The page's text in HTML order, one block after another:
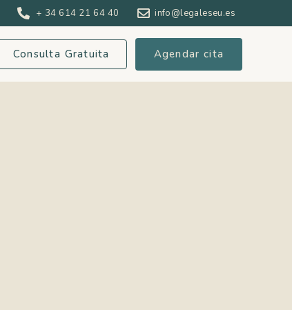
+ 34 614 21 64 40 info@legaleseu.es
Consulta Gratuita Agendar cita